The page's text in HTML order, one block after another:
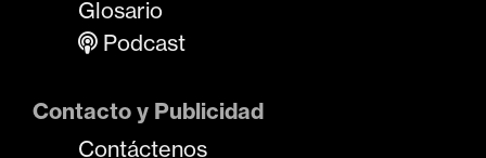
Glosario
Podcast
Contacto y Publicidad
Contáctenos